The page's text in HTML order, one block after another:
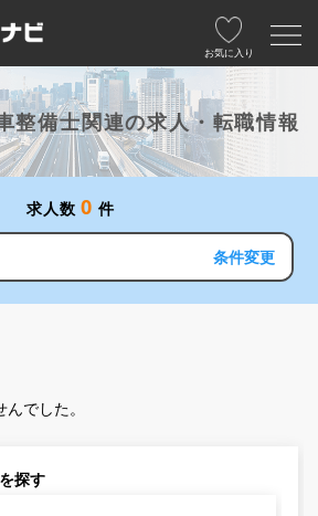
お気に入り
整備士関連の求人・転職情報
求人数 0 件
条件変更
でした。
探す